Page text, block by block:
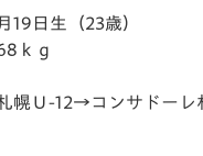
生（23歳）
ｋｇ
ンサドーレ札幌Ｕ-